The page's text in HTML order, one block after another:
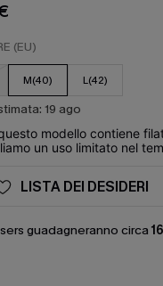
(EU)
M(40) L(42)
19 ago
modello contiene
un uso limitato nel
LISTA DEI DESIDERI
guadagneranno circa